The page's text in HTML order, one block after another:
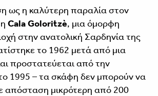
ως η καλύτερη παραλία στον
Cala Goloritzè, μια όμορφη
στην ανατολική Σαρδηνία της
το 1962 μετά από μια
προστατεύεται από την
1995 – τα σκάφη δεν μπορούν να
απόσταση μικρότερη από 200